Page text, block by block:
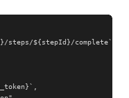
steps/${stepId}/complete`,